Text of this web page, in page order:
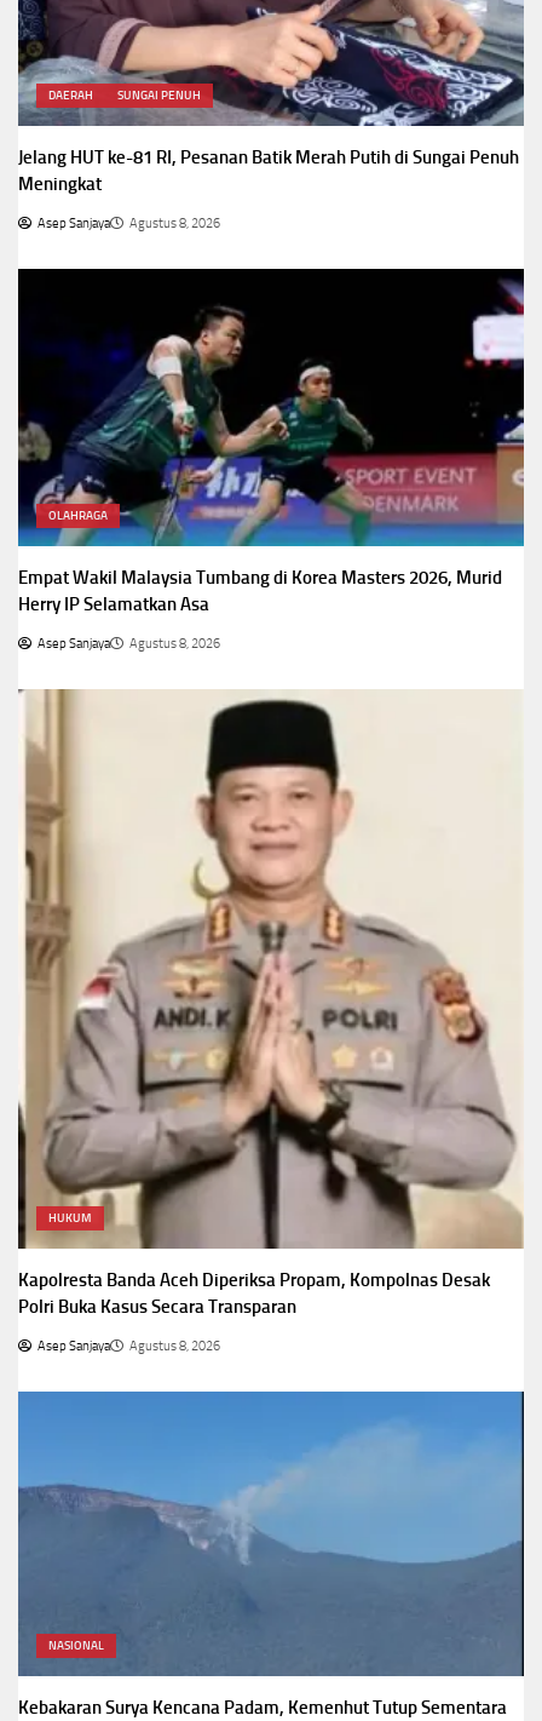
DAERAH SUNGAI PENUH
Jelang HUT ke-81 RI, Pesanan Batik Merah Putih di Sungai Penuh
Meningkat
Asep Sanjaya Agustus 8, 2026
OLAHRAGA
Empat Wakil Malaysia Tumbang di Korea Masters 2026, Murid
Herry IP Selamatkan Asa
Asep Sanjaya Agustus 8, 2026
HUKUM
Kapolresta Banda Aceh Diperiksa Propam, Kompolnas Desak
Polri Buka Kasus Secara Transparan
Asep Sanjaya Agustus 8, 2026
NASIONAL
Kebakaran Surya Kencana Padam, Kemenhut Tutup Sementara